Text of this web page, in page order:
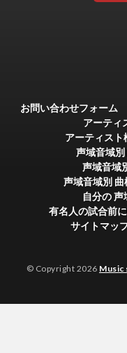
お問い合わせフォーム
アーティ
アーティスト
声域音域別
声域音域
声域音域別 曲
自分の
有名人の試合前
サイトマッ
© Copyright 2026